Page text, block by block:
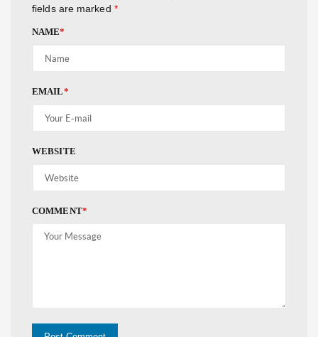
fields are marked *
NAME*
EMAIL*
WEBSITE
COMMENT*